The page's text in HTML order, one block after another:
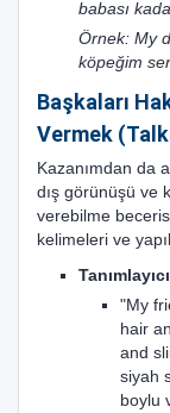
babası
Örnek: My
köpeğim
Başkaları
Vermek
Kazanımdan da
dış görünüşü ve
verebilme
kelimeleri ve
"My
hair
and
siyah
boylu